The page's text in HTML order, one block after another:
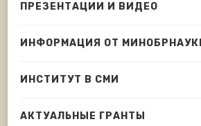
ПРЕЗЕНТАЦИИ И ВИДЕО
ИНФОРМАЦИЯ ОТ
ИНСТИТУТ В СМИ
АКТУАЛЬНЫЕ ГРАНТЫ